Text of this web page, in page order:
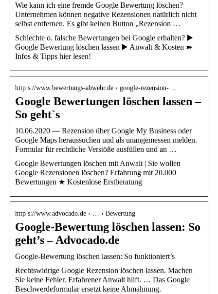
Wie kann ich eine fremde Google Bewertung löschen?
Unternehmen können negative Rezensionen natürlich nicht
selbst entfernen. Es gibt keinen Button „Rezension …
Schlechte o. falsche Bewertungen bei Google erhalten? ▶️
Google Bewertung löschen lassen ▶️ Anwalt & Kosten ➽
Infos & Tipps hier lesen!
http s://www.bewertungs-abwehr.de › google-rezension-…
Google Bewertungen löschen lassen –
So geht`s
10.06.2020 — Rezension über Google My Business oder
Google Maps heraussuchen und als unangemessen melden.
Formular für rechtliche Verstöße ausfüllen und an …
Google Bewertungen löschen mit Anwalt | Sie wollen
Google Rezensionen löschen? Erfahrung mit 20.000
Bewertungen ★ Kostenlose Erstberatung
http s://www.advocado.de › … › Bewertung
Google-Bewertung löschen lassen: So
geht’s – Advocado.de
Google-Bewertung löschen lassen: So funktioniert’s
Rechtswidrige Google Rezension löschen lassen. Machen
Sie keine Fehler. Erfahrener Anwalt hilft. … Das Google
Beschwerdeformular ersetzt keine Abmahnung.